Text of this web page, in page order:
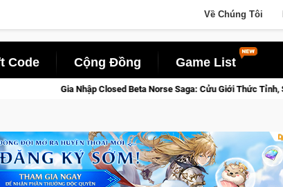
Về Chúng Tôi
Code Cộng Đồng Game List
Saga: Cửu Giới Thức Tỉnh, Săn DJI Osmo Pocket 3 Ngay Hôm Nay